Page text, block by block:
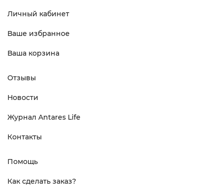
Личный кабинет
Ваше избранное
Ваша корзина
Отзывы
Новости
Журнал Antares Life
Контакты
Помощь
Как сделать заказ?